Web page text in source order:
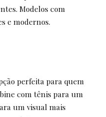
Modelos com
e modernos.
perfeita para quem
com tênis para um
um visual mais